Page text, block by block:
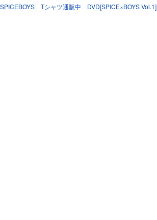
SPICEBOYS Tシャツ通販中 DVD[SPICE×BOYS Vol.1]